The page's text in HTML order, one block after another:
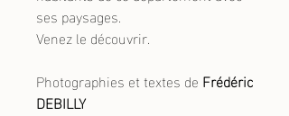
ses paysages.
Venez le découvrir.
Photographies et textes de Frédéric
DEBILLY